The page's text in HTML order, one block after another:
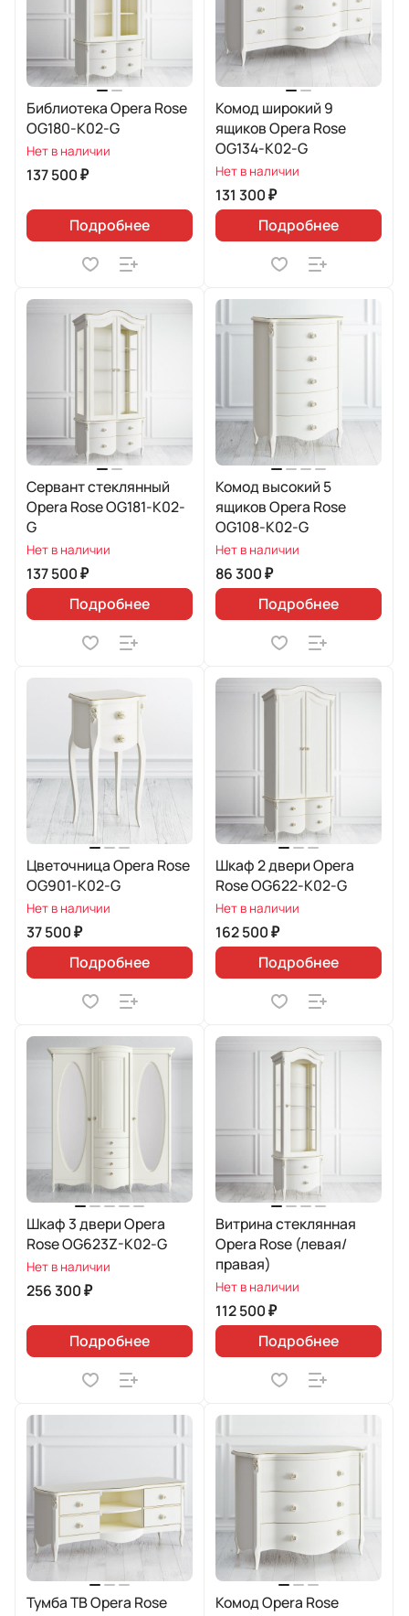
Библиотека Opera Rose
OG180-K02-G
Нет в наличии
137 500 ₽
Подробнее
Комод широкий 9
ящиков Opera Rose
OG134-K02-G
Нет в наличии
131 300 ₽
Подробнее
Сервант стеклянный
Opera Rose OG181-K02-
G
Нет в наличии
137 500 ₽
Подробнее
Комод высокий 5
ящиков Opera Rose
OG108-K02-G
Нет в наличии
86 300 ₽
Подробнее
Цветочница Opera Rose
OG901-K02-G
Нет в наличии
37 500 ₽
Подробнее
Шкаф 2 двери Opera
Rose OG622-K02-G
Нет в наличии
162 500 ₽
Подробнее
Шкаф 3 двери Opera
Rose OG623Z-K02-G
Нет в наличии
256 300 ₽
Подробнее
Витрина стеклянная
Opera Rose (левая/
правая)
Нет в наличии
112 500 ₽
Подробнее
Тумба ТВ Opera Rose
Комод Opera Rose